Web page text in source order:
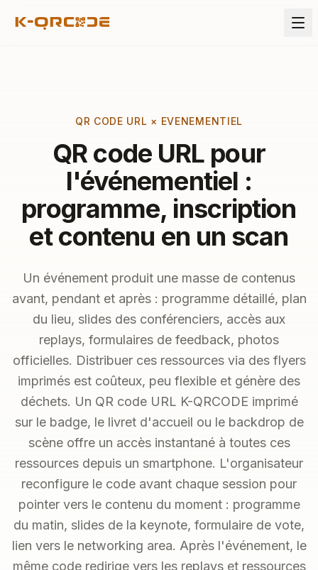
QR CODE URL × EVENEMENTIEL
QR code URL pour
l'événementiel :
programme, inscription
et contenu en un scan
Un événement produit une masse de contenus
avant, pendant et après : programme détaillé, plan
du lieu, slides des conférenciers, accès aux
replays, formulaires de feedback, photos
officielles. Distribuer ces ressources via des flyers
imprimés est coûteux, peu flexible et génère des
déchets. Un QR code URL K-QRCODE imprimé
sur le badge, le livret d'accueil ou le backdrop de
scène offre un accès instantané à toutes ces
ressources depuis un smartphone. L'organisateur
reconfigure le code avant chaque session pour
pointer vers le contenu du moment : programme
du matin, slides de la keynote, formulaire de vote,
lien vers le networking area. Après l'événement, le
même code redirige vers les replays et ressources